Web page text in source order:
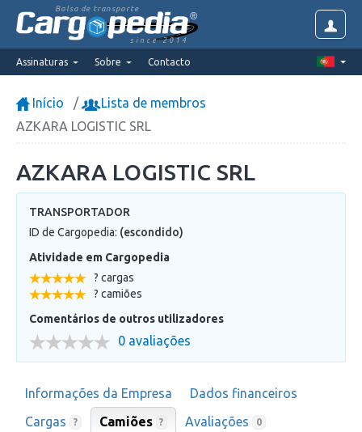
Bolsa de transporte
since 2014
Assinaturas Sobre Contacto
Início
Lista de membros
AZKARA LOGISTIC SRL
AZKARA LOGISTIC SRL
TRANSPORTADOR
ID de Cargopedia: (escondido)
Atividade em Cargopedia
? cargas
? camiões
Comentários de outros utilizadores
0 avaliações
Informações da Empresa
Dados financeiros
Cargas
? Camiões ? Avaliações 0